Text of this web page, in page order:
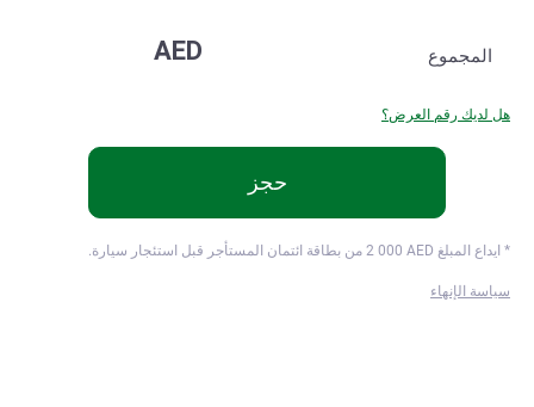
المجموع AED
هل لديك رقم العرض؟
* ايداع المبلغ 2 000 AED من بطاقة ائتمان المستأجر قبل استئجار سيارة.
سياسة الإنهاء
حجز